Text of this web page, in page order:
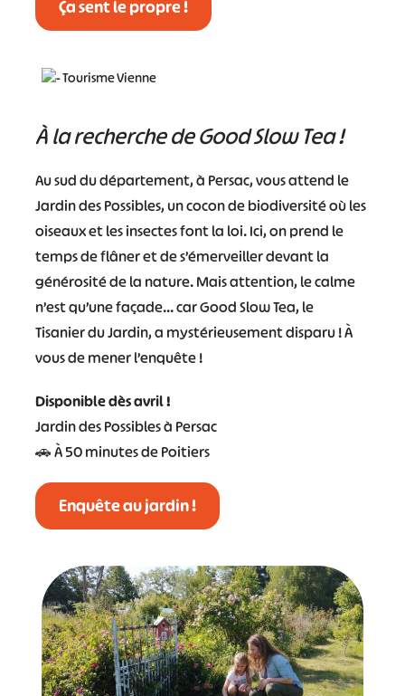
Ça sent le propre !
À la recherche de Good Slow Tea !
Au sud du département, à Persac, vous attend le
Jardin des Possibles,un cocon debiodiversitéoù les
oiseaux et les insectes font la loi.Ici, on prend le
temps de flâner et de s’émerveiller devant la
générosité de la nature. Mais attention, le calme
n’est qu’une façade… car Good Slow Tea, le
Tisanierdu Jardin, a mystérieusement disparu !À
vous de mener l’enquête !
Disponible dès avril !
Jardin des Possibles à Persac
🚗 À 50 minutes de Poitiers
Enquête au jardin !
#
#